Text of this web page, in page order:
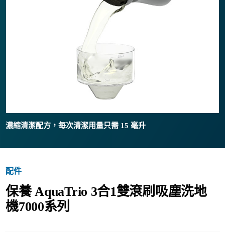
濃縮清潔配方，每次清潔用量只需 15 毫升
配件
保養 AquaTrio 3合1雙滾刷吸塵洗地
機7000系列